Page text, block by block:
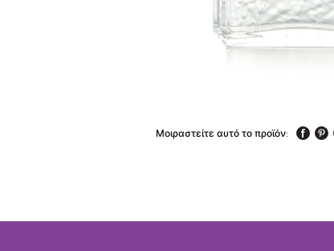
Μοιραστείτε αυτό το προϊόν: